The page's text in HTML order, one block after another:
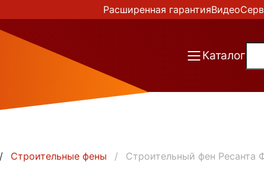
Расширенная гарантияВидео
Каталог
Строительные фены Строительный фен Ресанта